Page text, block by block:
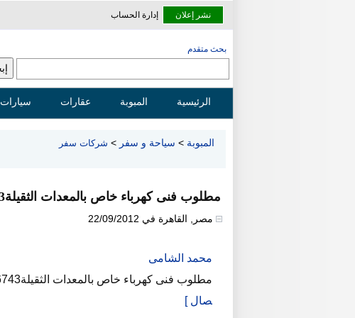
نشر إعلان إدارة الحساب
بحث متقدم
الرئيسية المبوبة عقارات سيارات
المبوبة > سياحة و سفر > شركات سفر
مطلوب فنى كهرباء خاص بالمعدات الثقيلة3 يرسل السيفى على
مصر القاهرة في 22/09/2012
محمد الشامى
مطلوب فنى كهرباء خاص بالمعدات الثقيلة01148796743 يرسل السيفى على
صال ]